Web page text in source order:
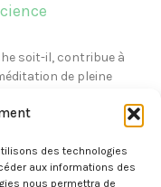
des technologies
aux informations des
nous permettra de
soit-il, contribue à
de pleine
à développer des